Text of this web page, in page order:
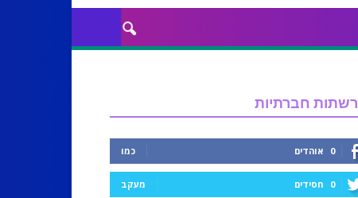
רשתות חברתיות
0 אוהדים כמו
0 חסידים מעקב